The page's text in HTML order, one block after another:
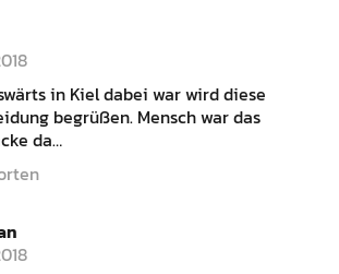
in Kiel dabei war wird diese
begrüßen. Mensch war das
da…